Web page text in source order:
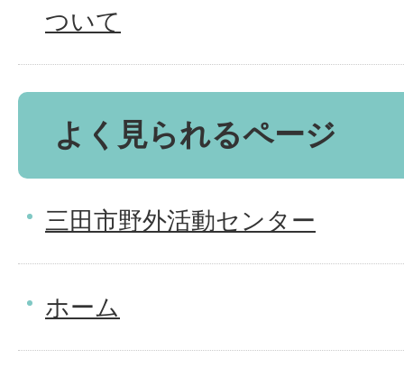
ついて
よく見られるページ
三田市野外活動センター
ホーム